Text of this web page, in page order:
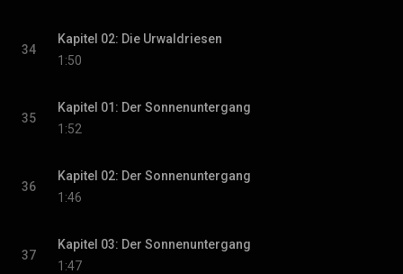
34
Kapitel 02: Die Urwaldriesen
1:50
35
Kapitel 01: Der Sonnenuntergang
1:52
36
Kapitel 02: Der Sonnenuntergang
1:46
37
Kapitel 03: Der Sonnenuntergang
1:47